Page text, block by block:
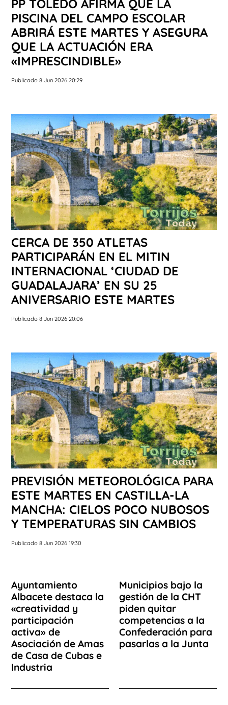
PP TOLEDO AFIRMA QUE LA
PISCINA DEL CAMPO ESCOLAR
ABRIRÁ ESTE MARTES Y ASEGURA
QUE LA ACTUACIÓN ERA
«IMPRESCINDIBLE»
Publicado 8 Jun 2026 20:29
CERCA DE 350 ATLETAS
PARTICIPARÁN EN EL MITIN
INTERNACIONAL ‘CIUDAD DE
GUADALAJARA’ EN SU 25
ANIVERSARIO ESTE MARTES
Publicado 8 Jun 2026 20:06
PREVISIÓN METEOROLÓGICA PARA
ESTE MARTES EN CASTILLA-LA
MANCHA: CIELOS POCO NUBOSOS
Y TEMPERATURAS SIN CAMBIOS
Publicado 8 Jun 2026 19:30
Ayuntamiento
Albacete destaca la
«creatividad y
participación
activa» de
Asociación de Amas
de Casa de Cubas e
Industria
Municipios bajo la
gestión de la CHT
piden quitar
competencias a la
Confederación para
pasarlas a la Junta